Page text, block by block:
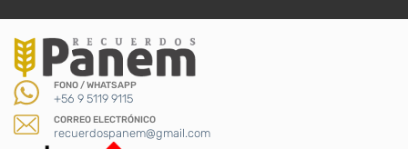
FONO / WHATSAPP
+56 9 5119 9115
CORREO ELECTRÓNICO
recuerdospanem@gmail.com